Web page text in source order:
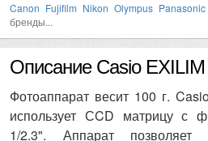
Canon Fujifilm Nikon Olympus Panasonic
бренды...
Описание Casio
Фотоаппарат весит 100 г.
использует СCD матрицу с
1/2.3". Аппарат